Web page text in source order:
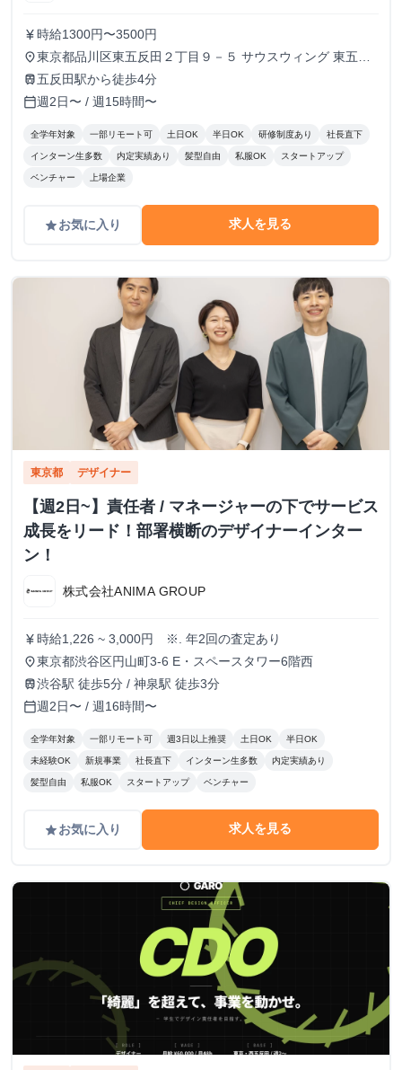
currency_yen 時給1300円〜3500円
place東京都品川区東五反田２丁目９－５ サウスウィング 東五反
田５階
train 五反田駅から徒歩4分
calendar_today週2日〜 / 週15時間〜
全学年対象 一部リモート可 土日OK 半日OK 研修制度あり 社長直下
インターン生多数 内定実績あり 髪型自由 私服OK スタートアップ
ベンチャー 上場企業
gradeお気に入り 求人を見る
東京都 デザイナー
【週2日~】責任者 / マネージャーの下でサービス
成長をリード！部署横断のデザイナーインター
ン！
株式会社ANIMA GROUP
currency_yen 時給1,226 ~ 3,000円 ※. 年2回の査定あり
place東京都渋谷区円山町3-6 E・スペースタワー6階西
train渋谷駅 徒歩5分 / 神泉駅 徒歩3分
calendar_today週2日〜 / 週16時間〜
全学年対象 一部リモート可 週3日以上推奨 土日OK 半日OK
未経験OK 新規事業 社長直下 インターン生多数 内定実績あり
髪型自由 私服OK スタートアップ ベンチャー
gradeお気に入り 求人を見る